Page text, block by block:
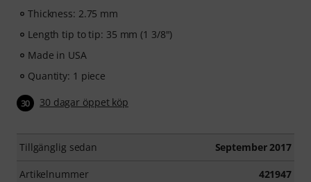
Thickness: 2.75 mm
Length tip to tip: 35 mm (1 3/8")
Made in USA
Quantity: 1 piece
30 30 dagar öppet köp
Tillgänglig sedan September 2017
Artikelnummer 421947